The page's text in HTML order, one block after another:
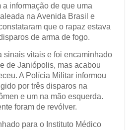
a informação de que uma
na Avenida Brasil e
que o rapaz estava
de arma de fogo.
sinais vitais e foi encaminhado
de Janiópolis, mas acabou
A Polícia Militar informou
por três disparos na
e um na mão esquerda.
foram de revólver.
para o Instituto Médico